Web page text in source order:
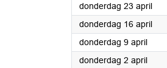
donderdag 23 april2026
donderdag 16 april2026
donderdag 9 april2026
donderdag 2 april2026